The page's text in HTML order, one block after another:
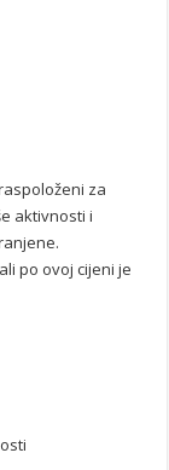
za
aktivnosti i
po ovoj cijeni je